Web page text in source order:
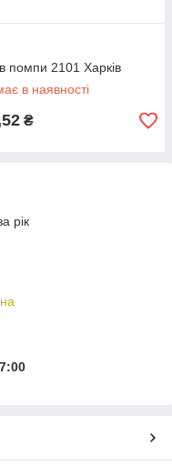
помпи 2101 Харків
в наявності
₴
рік